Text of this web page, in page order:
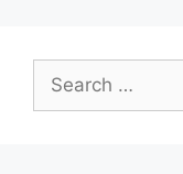
Search
for: